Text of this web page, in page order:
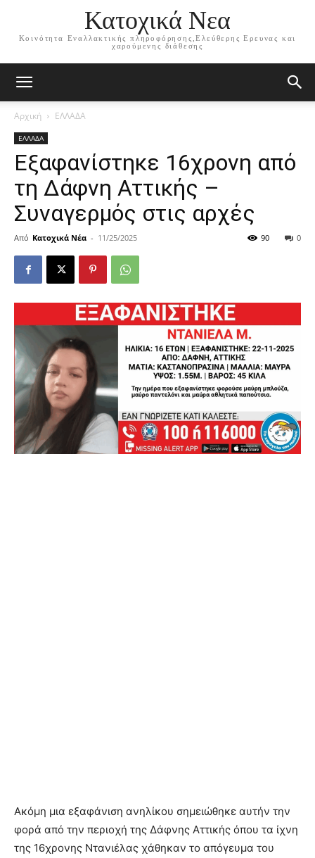
Κατοχικά Νεα
Κοινότητα Εναλλακτικής πληροφόρησης,Ελεύθερης Ερευνας και
χαρούμενης διάθεσης
Αρχική ΕΛΛΑΔΑ
ΕΛΛΑΔΑ
Εξαφανίστηκε 16χρονη από
τη Δάφνη Αττικής –
Συναγερμός στις αρχές
Από Κατοχικά Νέα - 11/25/2025 0
90
Ακόμη μια εξαφάνιση ανηλίκου σημειώθηκε αυτήν την
φορά από την περιοχή της Δάφνης Αττικής όπου τα ίχνη
της 16χρονης Ντανιέλας χάθηκαν το απόγευμα του